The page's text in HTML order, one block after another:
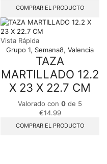
COMPRAR EL PRODUCTO
Vista Rápida
Grupo 1, Semana8, Valencia
TAZA
MARTILLADO 12.2
X 23 X 22.7 CM
Valorado con 0 de 5
€14.99
COMPRAR EL PRODUCTO